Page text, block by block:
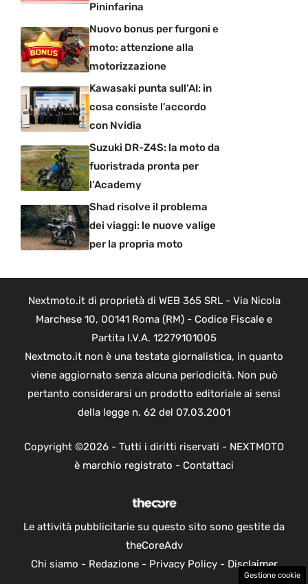
Pininfarina
Nuovo bonus per furgoni e
moto: attenzione alla
motorizzazione
Kawasaki punta sull’AI: in
cosa consiste l’accordo
con Nvidia
Suzuki DR-Z4S: la moto da
fuoristrada pronta per
l’Academy
Shad risolve il problema
dei viaggi: le nuove valige
per la propria moto
Nextmoto.it di proprietà di WEB 365 SRL - Via Nicola
Marchese 10, 00141 Roma (RM) - Codice Fiscale e
Partita I.V.A. 12279101005
Nextmoto.it non è una testata giornalistica, in quanto
viene aggiornato senza alcuna periodicità. Non può
pertanto considerarsi un prodotto editoriale ai sensi
della legge n. 62 del 07.03.2001
Copyright ©2026 - Tutti i diritti riservati - NEXTMOTO
è marchio registrato - Contattaci
Le attività pubblicitarie su questo sito sono gestite da
theCoreAdv
Chi siamo - Redazione- Privacy Policy- Disclaimer
Gestione cookie